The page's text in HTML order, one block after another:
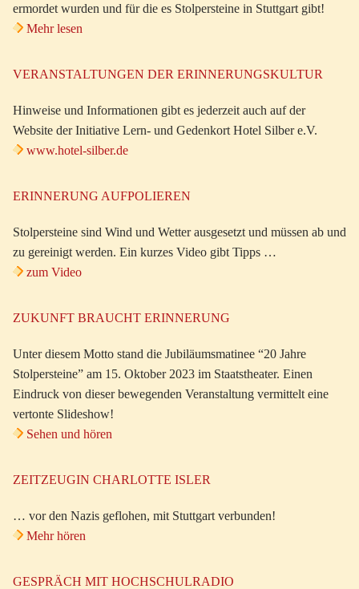
ermordet wurden und für die es Stolpersteine in Stuttgart gibt!
Mehr lesen
VERANSTALTUNGEN DER ERINNERUNGSKULTUR
Hinweise und Informationen gibt es jederzeit auch auf der
Website der Initiative Lern- und Gedenkort Hotel Silber e.V.
www.hotel-silber.de
ERINNERUNG AUFPOLIEREN
Stolpersteine sind Wind und Wetter ausgesetzt und müssen ab und
zu gereinigt werden. Ein kurzes Video gibt Tipps …
zum Video
ZUKUNFT BRAUCHT ERINNERUNG
Unter diesem Motto stand die Jubiläumsmatinee “20 Jahre
Stolpersteine” am 15. Oktober 2023 im Staatstheater. Einen
Eindruck von dieser bewegenden Veranstaltung vermittelt eine
vertonte Slideshow!
Sehen und hören
ZEITZEUGIN CHARLOTTE ISLER
… vor den Nazis geflohen, mit Stuttgart verbunden!
Mehr hören
GESPRÄCH MIT HOCHSCHULRADIO